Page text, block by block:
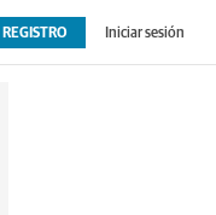
REGISTRO Iniciar sesión